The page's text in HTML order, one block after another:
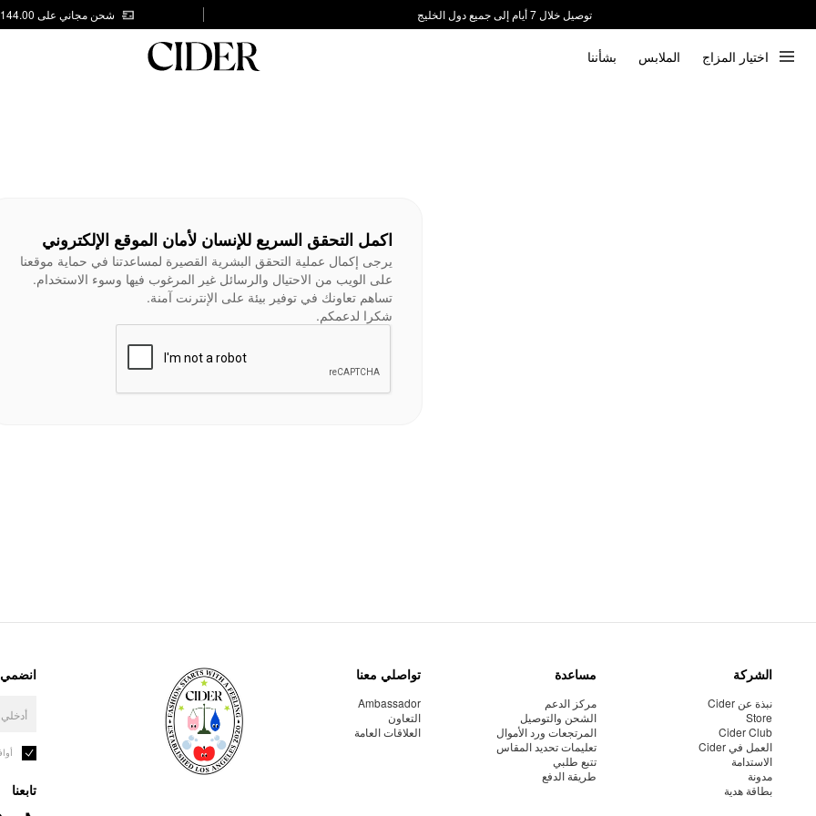
توصيل خلال 7 أيام إلى جميع دول الخليج
شحن مجاني على AED 144.00
اختيار المزاج الملابس بشأننا
اكمل التحقق السريع للإنسان لأمان الموقع الإلكتروني
يرجى إكمال عملية التحقق البشرية القصيرة لمساعدتنا في حماية موقعنا
على الويب من الاحتيال والرسائل غير المرغوب فيها وسوء الاستخدام.
تساهم تعاونك في توفير بيئة على الإنترنت آمنة.
شكرا لدعمكم.
الشركة
نبذة عن Cider
Store
Cider Club
العمل في Cider
الاستدامة
مدونة
بطاقة هدية
مساعدة
مركز الدعم
الشحن والتوصيل
المرتجعات ورد الأموال
تعليمات تحديد المقاس
تتبع طلبي
طريقة الدفع
تواصلي معنا
Ambassador
التعاون
العلاقات العامة
انضمي
تابعنا